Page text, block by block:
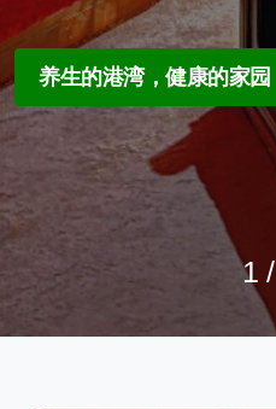
养生的港湾，健康的家园
缓解身心 享受乐趣
养生为本，关怀于心
1 /